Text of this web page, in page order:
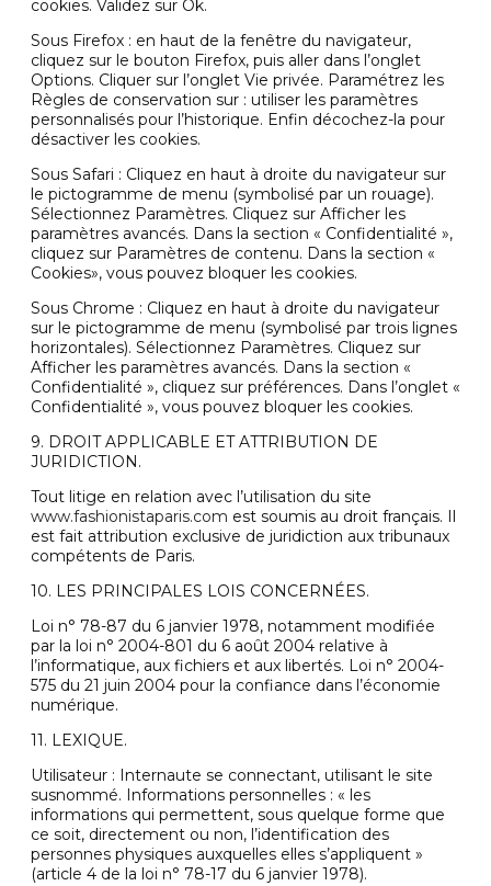
cookies. Validez sur Ok.
Sous Firefox : en haut de la fenêtre du navigateur,
cliquez sur le bouton Firefox, puis aller dans l’onglet
Options. Cliquer sur l’onglet Vie privée. Paramétrez les
Règles de conservation sur : utiliser les paramètres
personnalisés pour l’historique. Enfin décochez-la pour
désactiver les cookies.
Sous Safari : Cliquez en haut à droite du navigateur sur
le pictogramme de menu (symbolisé par un rouage).
Sélectionnez Paramètres. Cliquez sur Afficher les
paramètres avancés. Dans la section « Confidentialité »,
cliquez sur Paramètres de contenu. Dans la section «
Cookies», vous pouvez bloquer les cookies.
Sous Chrome : Cliquez en haut à droite du navigateur
sur le pictogramme de menu (symbolisé par trois lignes
horizontales). Sélectionnez Paramètres. Cliquez sur
Afficher les paramètres avancés. Dans la section «
Confidentialité », cliquez sur préférences. Dans l’onglet «
Confidentialité », vous pouvez bloquer les cookies.
9. DROIT APPLICABLE ET ATTRIBUTION DE
JURIDICTION.
Tout litige en relation avec l’utilisation du site
www.fashionistaparis.com est soumis au droit français. Il
est fait attribution exclusive de juridiction aux tribunaux
compétents de Paris.
10. LES PRINCIPALES LOIS CONCERNÉES.
Loi n° 78-87 du 6 janvier 1978, notamment modifiée
par la loi n° 2004-801 du 6 août 2004 relative à
l’informatique, aux fichiers et aux libertés. Loi n° 2004-
575 du 21 juin 2004 pour la confiance dans l’économie
numérique.
11. LEXIQUE.
Utilisateur : Internaute se connectant, utilisant le site
susnommé. Informations personnelles : « les
informations qui permettent, sous quelque forme que
ce soit, directement ou non, l’identification des
personnes physiques auxquelles elles s’appliquent »
(article 4 de la loi n° 78-17 du 6 janvier 1978).